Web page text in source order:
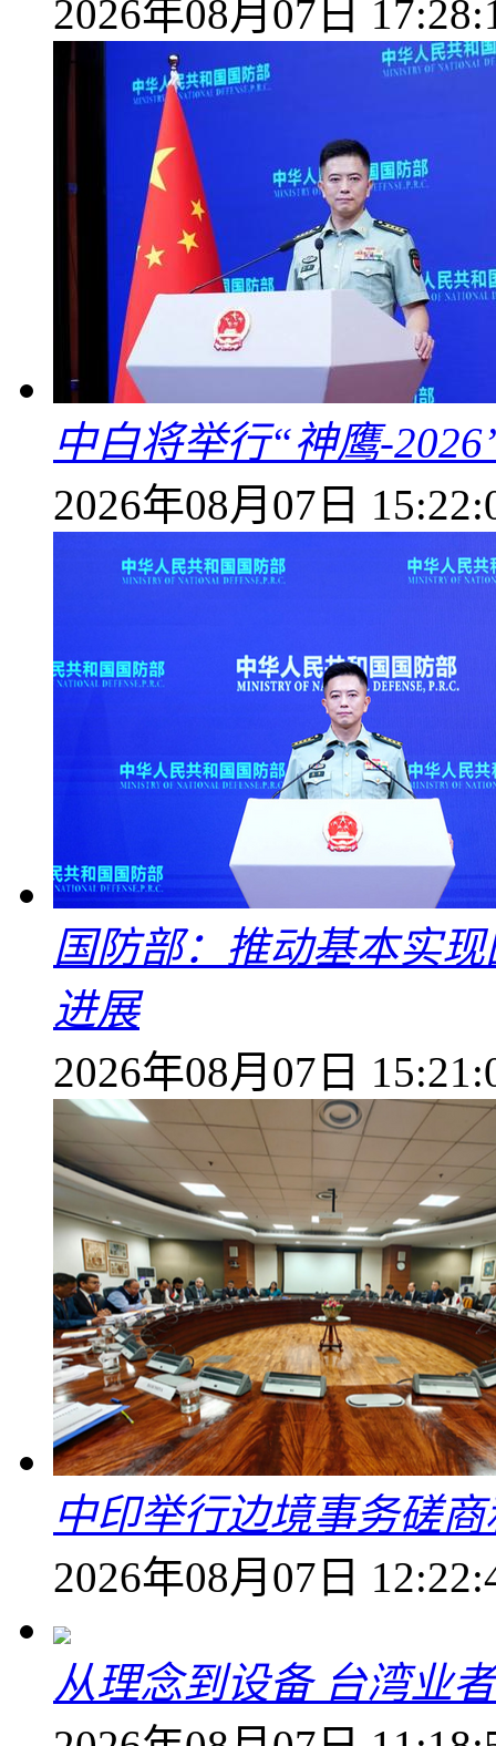
2026年08月07日
中白将举行“神鹰-
2026年08月07日
国防部：推动基本实
进展
2026年08月07日
中印举行边境事务磋
2026年08月07日
从理念到设备 台湾业